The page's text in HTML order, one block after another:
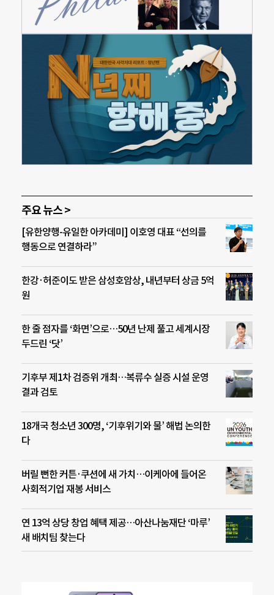
주요 뉴스 >
[유한양행-유일한 아카데미] 이호영 대표 “선의를
행동으로 연결하라”
한강·허준이도 받은 삼성호암상, 내년부터 상금 5억
원
한 줄 점자를 ‘화면’으로…50년 난제 풀고 세계시장
두드린 ‘닷’
기후부 제1차 검증위 개최…복류수 실증 시설 운영
결과 검토
18개국 청소년 300명, ‘기후위기와 물’ 해법 논의한
다
버릴 뻔한 커튼·쿠션에 새 가치…이케아에 들어온
사회적기업 재봉 서비스
연 13억 상당 창업 혜택 제공…아산나눔재단 ‘마루’
새 배치팀 찾는다